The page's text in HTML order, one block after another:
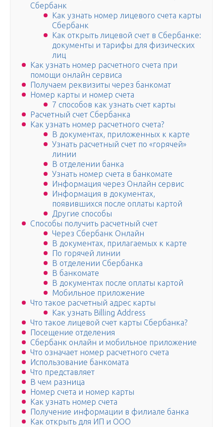
Сбербанк
Как узнать номер лицевого счета карты
Сбербанк
Как открыть лицевой счет в Сбербанке:
документы и тарифы для физических
лиц
Как узнать номер расчетного счета при
помощи онлайн сервиса
Получаем реквизиты через банкомат
Номер карты и номер счета
7 способов как узнать счет карты
Расчетный счет Сбербанка
Как узнать номер расчетного счета?
В документах, приложенных к карте
Узнать расчетный счет по «горячей»
линии
В отделении банка
Узнать номер счета в банкомате
Информация через Онлайн сервис
Информация в документах,
появившихся после оплаты картой
Другие способы
Способы получить расчетный счет
Через Сбербанк Онлайн
В документах, прилагаемых к карте
По горячей линии
В отделении Сбербанка
В банкомате
В документах после оплаты картой
Мобильное приложение
Что такое расчетный адрес карты
Как узнать Billing Address
Что такое лицевой счет карты Сбербанка?
Посещение отделения
Сбербанк онлайн и мобильное приложение
Что означает номер расчетного счета
Использование банкомата
Что представляет
В чем разница
Номер счета и номер карты
Как узнать номер счета
Получение информации в филиале банка
Как открыть для ИП и ООО